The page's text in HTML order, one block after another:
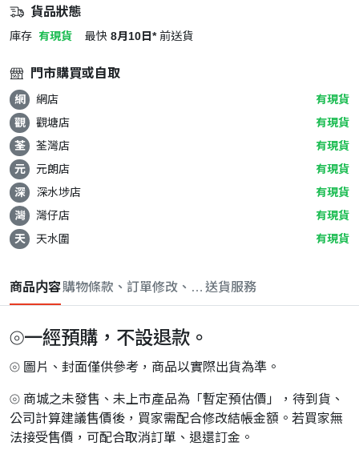
貨品狀態
庫存 有現貨 最快 8月10日* 前送貨
門市購買或自取
網 網店
有現貨
觀
觀塘店
有現貨
荃
荃灣店
有現貨
元
元朗店
有現貨
深
深水埗店
有現貨
灣
灣仔店
有現貨
天
天水圍 有現貨
商品内容購物條款、訂單修改、取消與退款政策
送貨服務
⦾一經預購，不設退款。
⦾ 圖片、封面僅供參考，商品以實際出貨為準。
⦾ 商城之未發售、未上市產品為「暫定預估價」，待到貨、
公司計算建議售價後，買家需配合修改結帳金額。若買家無
法接受售價，可配合取消訂單、退還訂金。